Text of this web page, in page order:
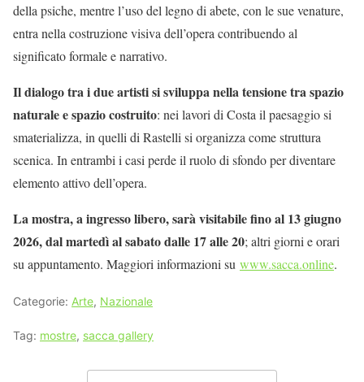
della psiche, mentre l’uso del legno di abete, con le sue venature,
entra nella costruzione visiva dell’opera contribuendo al
significato formale e narrativo.
Il dialogo tra i due artisti si sviluppa nella tensione tra spazio
naturale e spazio costruito: nei lavori di Costa il paesaggio si
smaterializza, in quelli di Rastelli si organizza come struttura
scenica. In entrambi i casi perde il ruolo di sfondo per diventare
elemento attivo dell’opera.
La mostra, a ingresso libero, sarà visitabile fino al 13 giugno
2026, dal martedì al sabato dalle 17 alle 20; altri giorni e orari
su appuntamento. Maggiori informazioni su www.sacca.online.
Categorie: Arte, Nazionale
Tag: mostre, sacca gallery